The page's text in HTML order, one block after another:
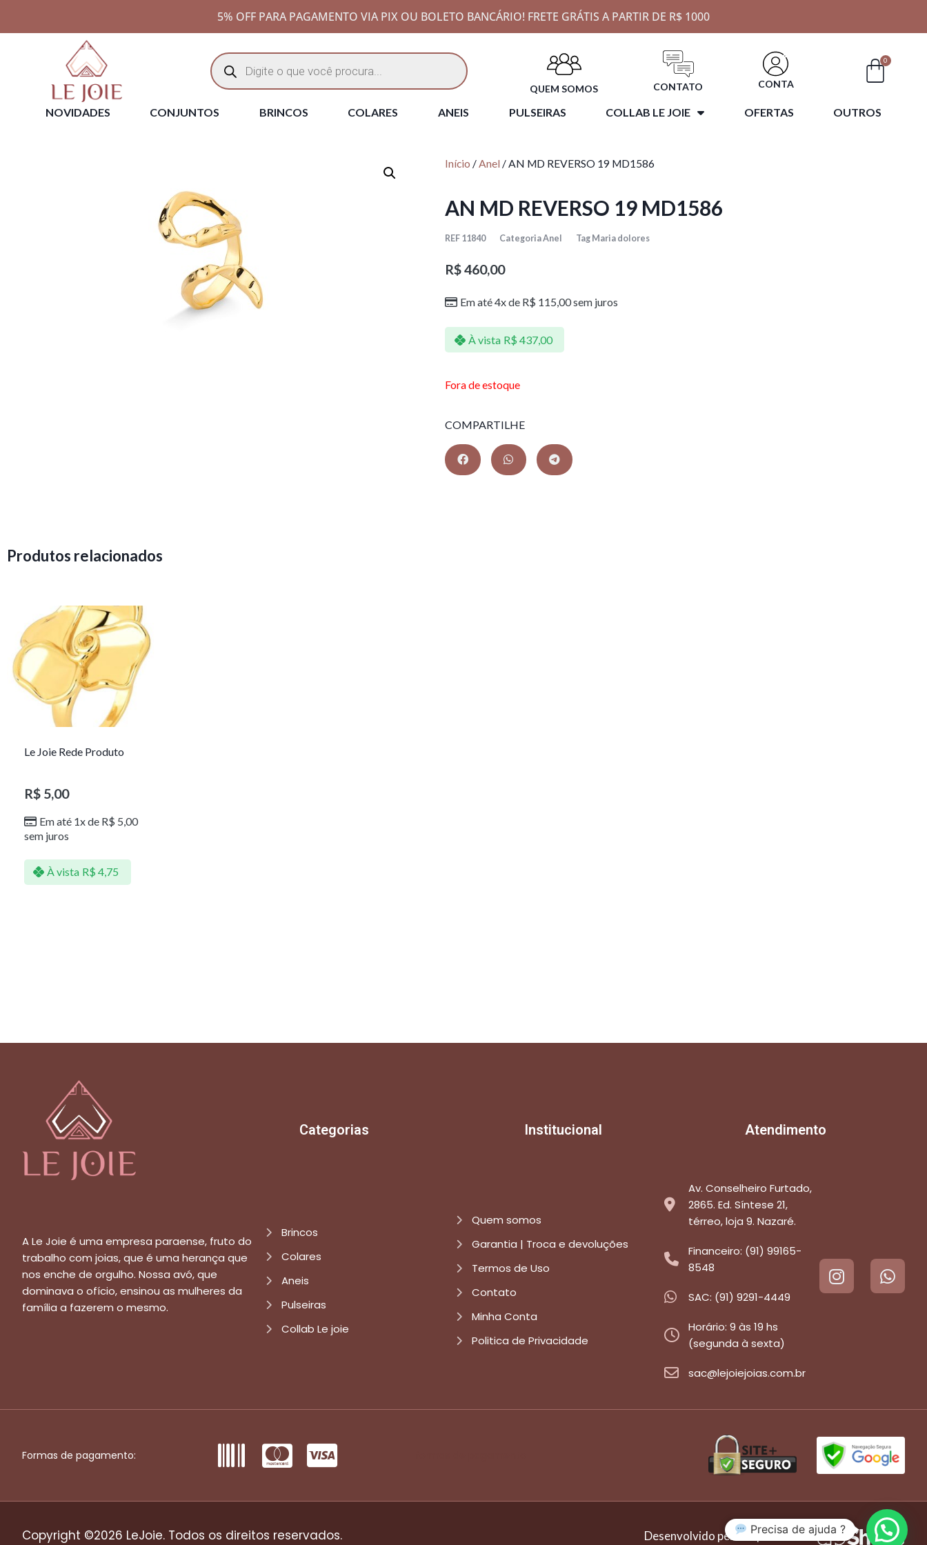
5% OFF PARA PAGAMENTO VIA PIX OU BOLETO BANCÁRIO! FRETE GRÁTIS A PARTIR DE R$ 1000
QUEM SOMOS CONTATO CONTA
0
NOVIDADES CONJUNTOS BRINCOS COLARES ANEIS PULSEIRAS COLLAB LE JOIE OFERTAS OUTROS
Início /Anel / AN MD REVERSO 19 MD1586
AN MD REVERSO 19 MD1586
REF 11840 CategoriaAnel Tag Maria dolores
R$460,00
Em até 4x de R$ 115,00sem juros
À vista R$ 437,00
Fora de estoque
COMPARTILHE
Produtos relacionados
Le Joie Rede Produto
R$5,00
Em até 1x de R$ 5,00
sem juros
À vista R$ 4,75
Categorias Institucional Atendimento
A Le Joie é uma empresa paraense, fruto do
trabalho com joias, que é uma herança que
nos enche de orgulho. Nossa avó, que
dominava o ofício, ensinou as mulheres da
família a fazerem o mesmo.
Brincos
Colares
Aneis
Pulseiras
Collab Le joie
Quem somos
Garantia | Troca e devoluções
Termos de Uso
Contato
Minha Conta
Politica de Privacidade
Av. Conselheiro Furtado,
2865. Ed. Síntese 21,
térreo, loja 9. Nazaré.
Financeiro: (91) 99165-
8548
SAC: (91) 9291-4449
Horário: 9 às 19 hs
(segunda à sexta)
sac@lejoiejoias.com.br
Formas de pagamento:
Copyright ©2026 LeJoie. Todos os direitos reservados. Desenvolvido pela empresaPrecisa de ajuda ?